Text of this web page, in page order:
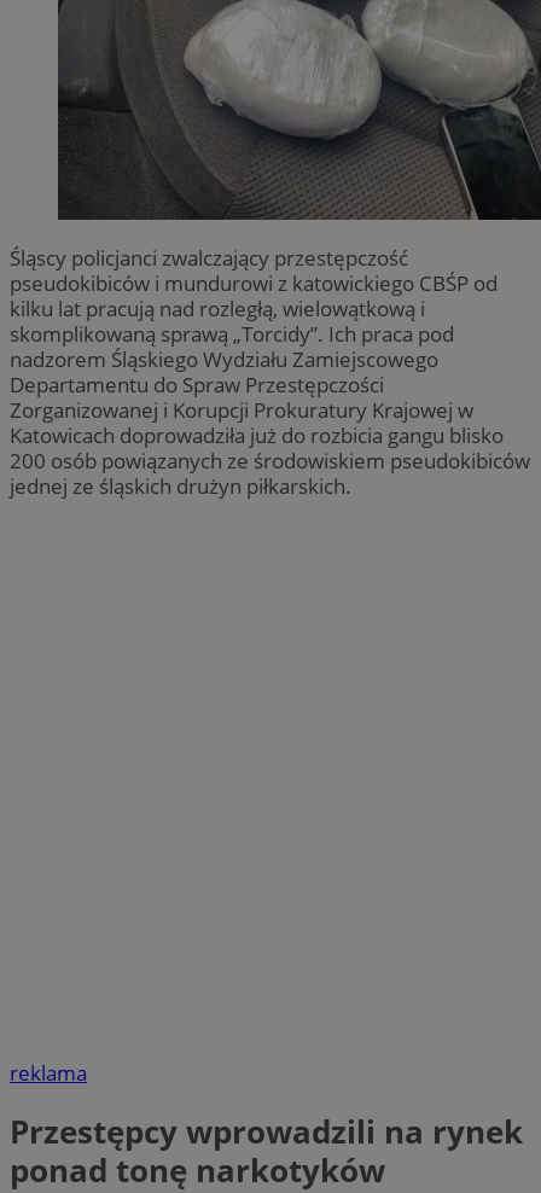
Śląscy policjanci zwalczający przestępczość
pseudokibiców i mundurowi z katowickiego CBŚP od
kilku lat pracują nad rozległą, wielowątkową i
skomplikowaną sprawą „Torcidy”. Ich praca pod
nadzorem Śląskiego Wydziału Zamiejscowego
Departamentu do Spraw Przestępczości
Zorganizowanej i Korupcji Prokuratury Krajowej w
Katowicach doprowadziła już do rozbicia gangu blisko
200 osób powiązanych ze środowiskiem pseudokibiców
jednej ze śląskich drużyn piłkarskich.
reklama
Przestępcy wprowadzili na rynek
ponad tonę narkotyków